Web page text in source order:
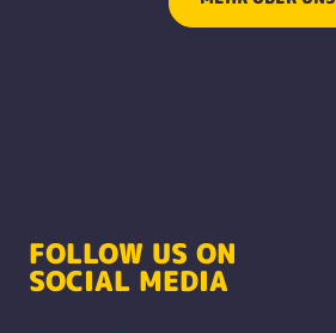
FOLLOW US ON
SOCIAL MEDIA